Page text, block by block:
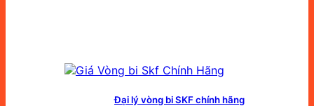
Đại lý vòng bi SKF chính hãng